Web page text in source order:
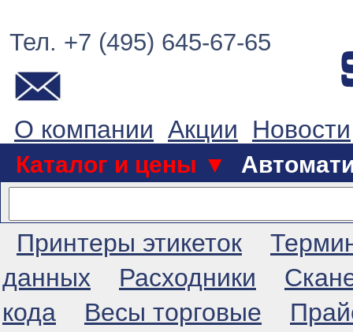
Тел. +7 (495) 645-67-65
О компании Акции Новости
Каталог и цены ▼
Принтеры этикеток
данных
Расходники
кода
Весы торговые